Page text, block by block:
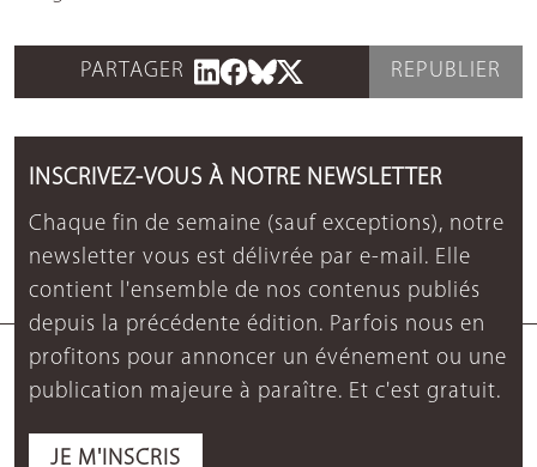
PARTAGER REPUBLIER
INSCRIVEZ-VOUS À NOTRE NEWSLETTER
Chaque fin de semaine (sauf exceptions), notre
newsletter vous est délivrée par e-mail. Elle
contient l'ensemble de nos contenus publiés
depuis la précédente édition. Parfois nous en
profitons pour annoncer un événement ou une
publication majeure à paraître. Et c'est gratuit.
JE M'INSCRIS